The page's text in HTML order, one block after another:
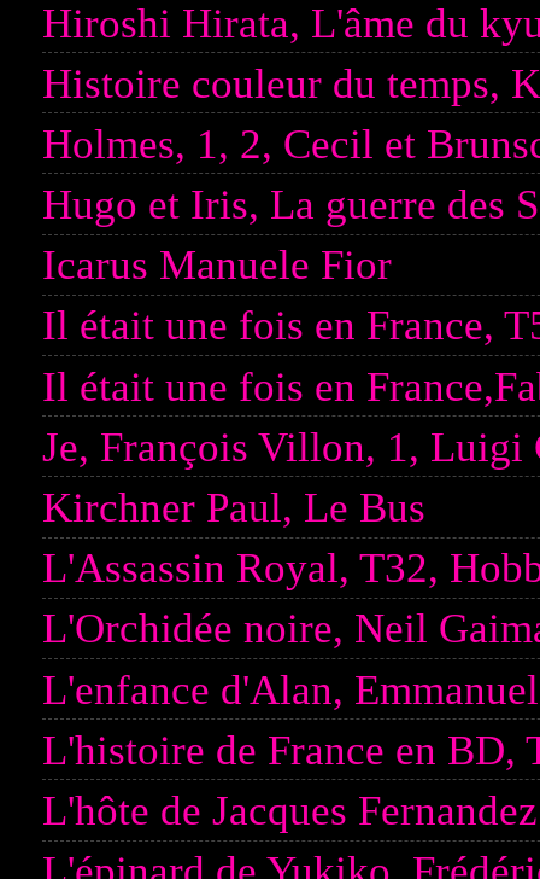
Hiroshi Hirata, L'âme du
Histoire couleur du temps,
Holmes, 1, 2, Cecil et
Hugo et Iris, La guerre des
Icarus Manuele Fior
Il était une fois en France,
Il était une fois en
Je, François Villon, 1, Luigi
Kirchner Paul, Le Bus
L'Assassin Royal, T32,
L'Orchidée noire, Neil
L'enfance d'Alan,
L'histoire de France en BD,
L'hôte de Jacques Fernandez